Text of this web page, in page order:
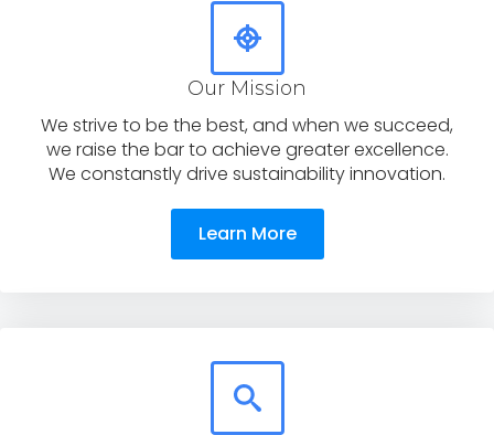
Our Mission
We strive to be the best, and when we succeed,
we raise the bar to achieve greater excellence.
We constanstly drive sustainability innovation.
Learn More